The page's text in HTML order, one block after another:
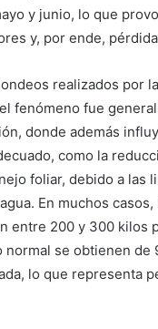
y junio, lo que
y, por ende,
realizados por
fenómeno fue
donde además
como la
foliar, debido a las
En muchos casos,
entre 200 y 300 kilos
normal se obtienen de
lo que representa